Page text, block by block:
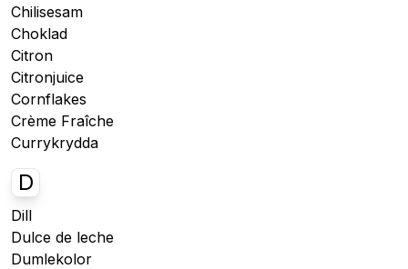
Chilisesam
Choklad
Citron
Citronjuice
Cornflakes
Crème Fraîche
Currykrydda
D
Dill
Dulce de leche
Dumlekolor